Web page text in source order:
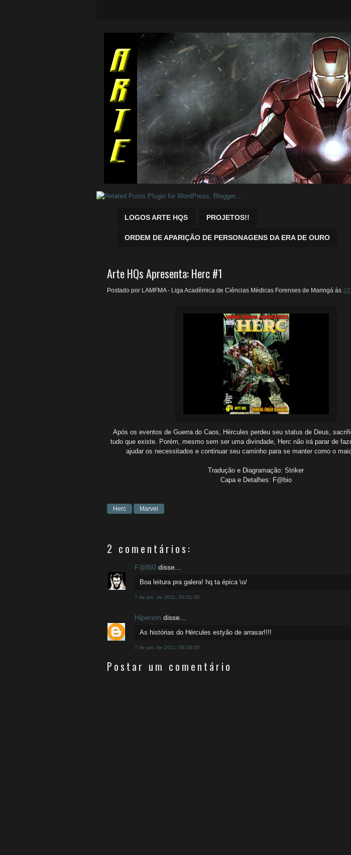
Quadrinhos Marvel e DC para baixar.
LOGOS ARTE HQS PROJETOS!!
ORDEM DE APARIÇÃO DE PERSONAGENS DA ERA DE OURO
Arte HQs Apresenta: Herc #1
Postado por LAMFMA - Liga Acadêmica de Ciências Médicas Forenses de Maringá às
Após os eventos de Guerra do Caos, Hércules perdeu seu status de Deus,
tudo que existe. Porém, mesmo sem ser uma divindade, Herc não irá parar de
ajudar os necessitados e continuar seu caminho para se manter como o
Tradução e Diagramação: Striker
Capa e Detalhes: F@bio
Herc Marvel
2 comentários:
F@Bi0 disse...
Boa leitura pra galera! hq ta épica \o/
7 de jun. de 2011, 00:51:00
Hiperion disse...
As histórias do Hércules estyão de arrasar!!!!
7 de jun. de 2011, 08:19:00
Postar um comentário